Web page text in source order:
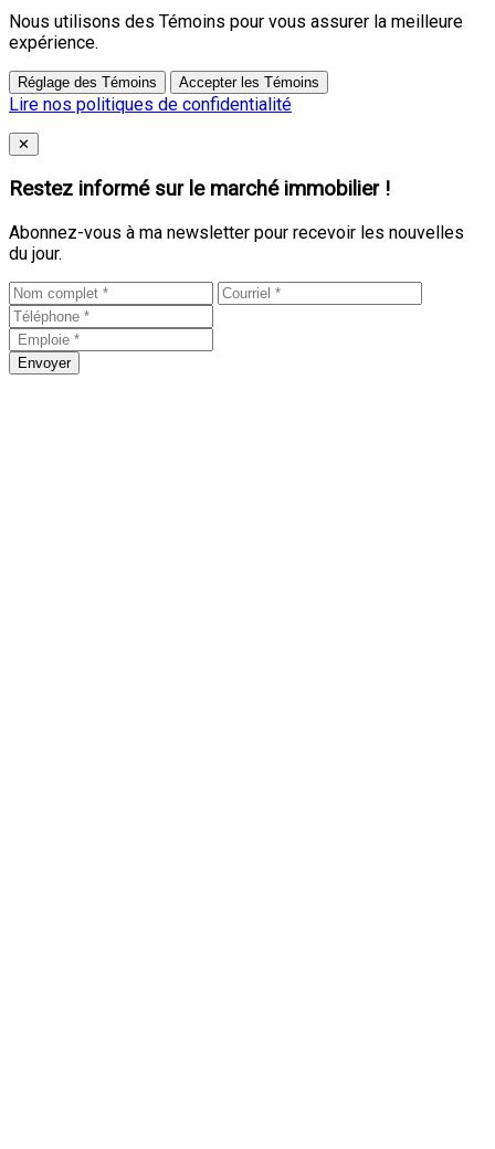
Nous utilisons des Témoins pour vous assurer la meilleure
expérience.
Réglage des Témoins Accepter les Témoins
Lire nos politiques de confidentialité
Close
✕
Restez informé sur le marché immobilier !
Abonnez-vous à ma newsletter pour recevoir les nouvelles
du jour.
Envoyer